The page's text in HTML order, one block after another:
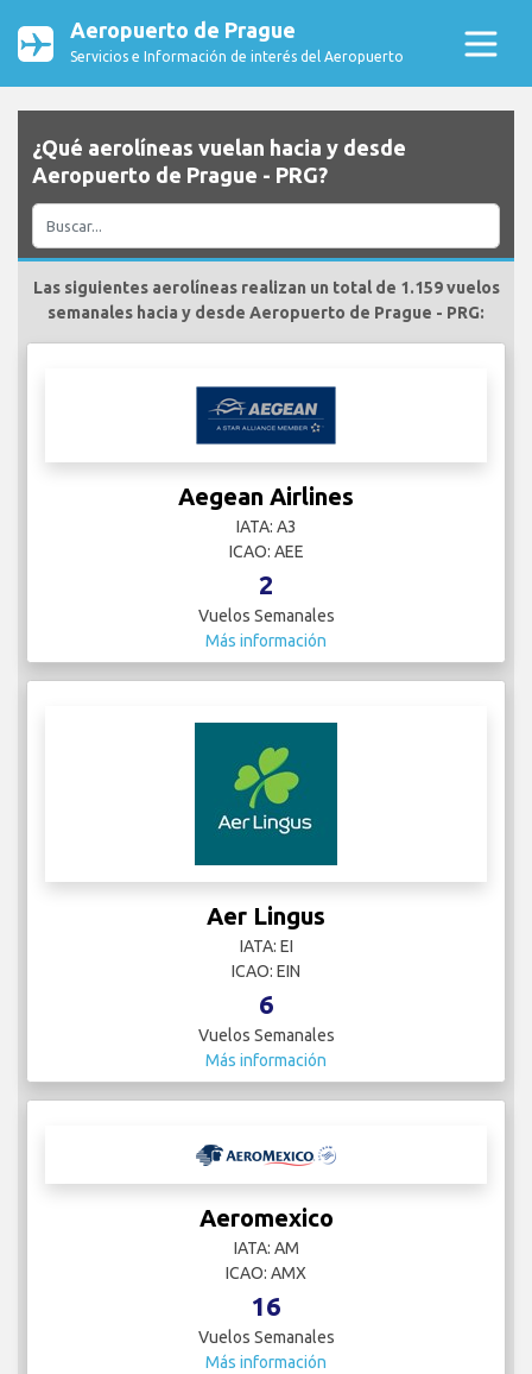
Aeropuerto de Prague
Servicios e Información de interés del Aeropuerto
¿Qué aerolíneas vuelan hacia y desde
Aeropuerto de Prague - PRG?
Las siguientes aerolíneas realizan un total de 1.159 vuelos
semanales hacia y desde Aeropuerto de Prague - PRG:
Aegean Airlines
IATA: A3
ICAO: AEE
2
Vuelos Semanales
Más información
Aer Lingus
IATA: EI
ICAO: EIN
6
Vuelos Semanales
Más información
Aeromexico
IATA: AM
ICAO: AMX
16
Vuelos Semanales
Más información